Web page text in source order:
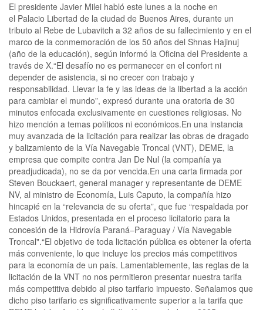
El presidente Javier Milei habló este lunes a la noche en
el Palacio Libertad de la ciudad de Buenos Aires, durante un
tributo al Rebe de Lubavitch a 32 años de su fallecimiento y en el
marco de la conmemoración de los 50 años del Shnas Hajinuj
(año de la educación), según informó la Oficina del Presidente a
través de X.“El desafío no es permanecer en el confort ni
depender de asistencia, si no crecer con trabajo y
responsabilidad. Llevar la fe y las ideas de la libertad a la acción
para cambiar el mundo”, expresó durante una oratoria de 30
minutos enfocada exclusivamente en cuestiones religiosas. No
hizo mención a temas políticos ni económicos.En una instancia
muy avanzada de la licitación para realizar las obras de dragado
y balizamiento de la Vía Navegable Troncal (VNT), DEME, la
empresa que compite contra Jan De Nul (la compañía ya
preadjudicada), no se da por vencida.En una carta firmada por
Steven Bouckaert, general manager y representante de DEME
NV, al ministro de Economía, Luis Caputo, la compañía hizo
hincapié en la “relevancia de su oferta”, que fue “respaldada por
Estados Unidos, presentada en el proceso licitatorio para la
concesión de la Hidrovía Paraná–Paraguay / Vía Navegable
Troncal".“El objetivo de toda licitación pública es obtener la oferta
más conveniente, lo que incluye los precios más competitivos
para la economía de un país. Lamentablemente, las reglas de la
licitación de la VNT no nos permitieron presentar nuestra tarifa
más competitiva debido al piso tarifario impuesto. Señalamos que
dicho piso tarifario es significativamente superior a la tarifa que